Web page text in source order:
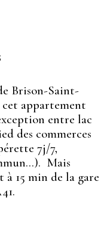
Brison-Saint-
appartement
entre lac
des commerces
7j/7,
Mais
à 15 min de la gare